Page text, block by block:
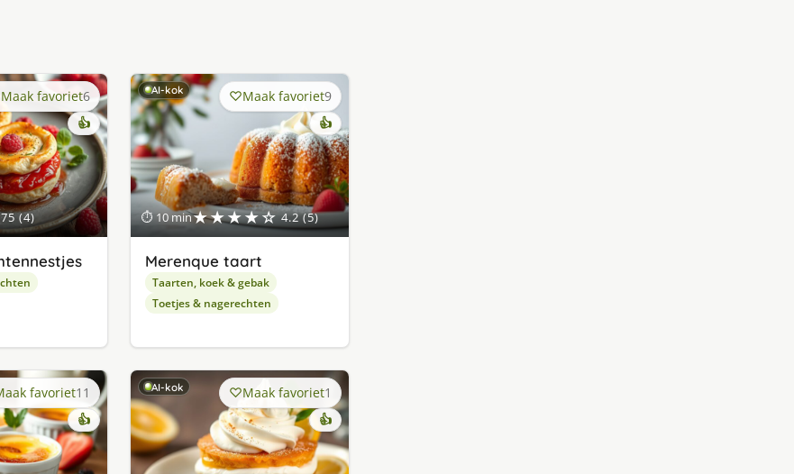
(4)
Maak favoriet6
👍
AI-kok
⏱ 10 min★★★★☆ 4.2 (5)
Maak favoriet9
👍
Merenque taart
Taarten, koek & gebak
Toetjes & nagerechten
favoriet11
👍
AI-kok Maak favoriet1
👍